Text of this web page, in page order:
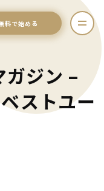
料で始める
ジン –
ストユー